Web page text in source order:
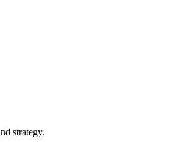
strategy.